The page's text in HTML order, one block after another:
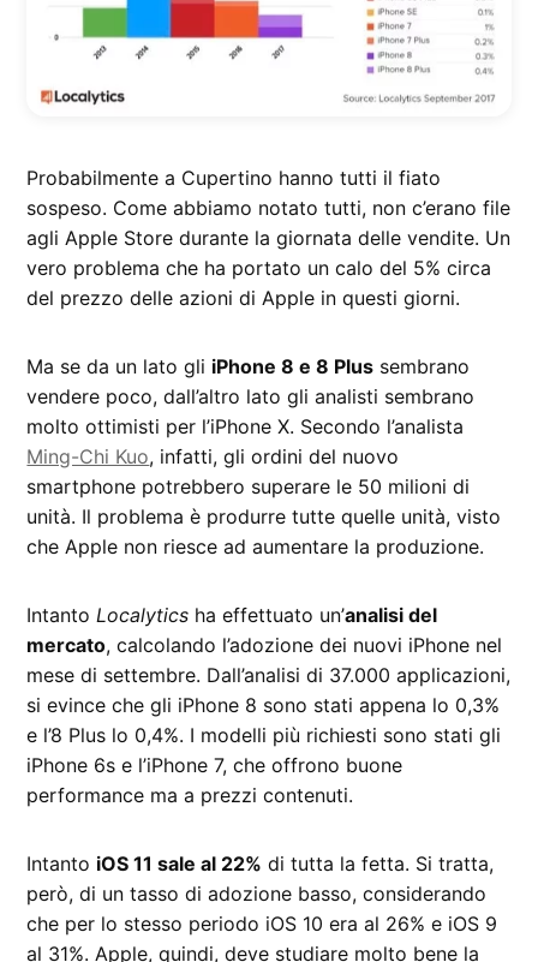
Probabilmente a Cupertino hanno tutti il fiato
sospeso. Come abbiamo notato tutti, non c’erano file
agli Apple Store durante la giornata delle vendite. Un
vero problema che ha portato un calo del 5% circa
del prezzo delle azioni di Apple in questi giorni.
Ma se da un lato gli iPhone 8 e 8 Plus sembrano
vendere poco, dall’altro lato gli analisti sembrano
molto ottimisti per l’iPhone X. Secondo l’analista
Ming-Chi Kuo, infatti, gli ordini del nuovo
smartphone potrebbero superare le 50 milioni di
unità. Il problema è produrre tutte quelle unità, visto
che Apple non riesce ad aumentare la produzione.
Intanto Localytics ha effettuato un’analisi del
mercato, calcolando l’adozione dei nuovi iPhone nel
mese di settembre. Dall’analisi di 37.000 applicazioni,
si evince che gli iPhone 8 sono stati appena lo 0,3%
e l’8 Plus lo 0,4%. I modelli più richiesti sono stati gli
iPhone 6s e l’iPhone 7, che offrono buone
performance ma a prezzi contenuti.
Intanto iOS 11 sale al 22% di tutta la fetta. Si tratta,
però, di un tasso di adozione basso, considerando
che per lo stesso periodo iOS 10 era al 26% e iOS 9
al 31%. Apple, quindi, deve studiare molto bene la